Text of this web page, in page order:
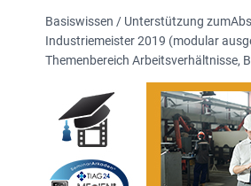
Basiswissen / Unterstützung
Industriemeister 2019 (modular
Themenbereich Arbeitsverhältnisse,